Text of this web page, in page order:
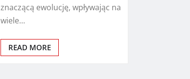
znaczącą ewolucję, wpływając na
wiele…
READ MORE